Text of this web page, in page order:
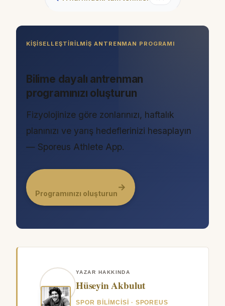
KIŞISELLEŞTIRILMIŞ ANTRENMAN PROGRAMI
Bilime dayalı antrenman
programınızı oluşturun
Fizyolojinize göre zonlarınızı, haftalık
planınızı ve yarış hedeflerinizi hesaplayın
— Sporeus Athlete App.
Programınızı oluşturun
→
YAZAR HAKKINDA
Hüseyin Akbulut
SPOR BILIMCISI · SPOREUS